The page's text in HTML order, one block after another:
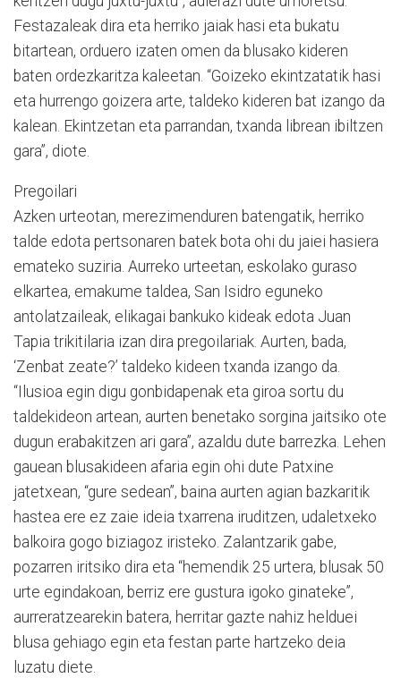
Festazaleak dira eta herriko jaiak hasi eta bukatu
bitartean, orduero izaten omen da blusako kideren
baten ordezkaritza kaleetan. “Goizeko ekintzatatik hasi
eta hurrengo goizera arte, taldeko kideren bat izango da
kalean. Ekintzetan eta parrandan, txanda librean ibiltzen
gara”, diote.
Pregoilari
Azken urteotan, merezimenduren batengatik, herriko
talde edota pertsonaren batek bota ohi du jaiei hasiera
emateko suziria. Aurreko urteetan, eskolako guraso
elkartea, emakume taldea, San Isidro eguneko
antolatzaileak, elikagai bankuko kideak edota Juan
Tapia trikitilaria izan dira pregoilariak. Aurten, bada,
‘Zenbat zeate?’ taldeko kideen txanda izango da.
“Ilusioa egin digu gonbidapenak eta giroa sortu du
taldekideon artean, aurten benetako sorgina jaitsiko ote
dugun erabakitzen ari gara”, azaldu dute barrezka. Lehen
gauean blusakideen afaria egin ohi dute Patxine
jatetxean, “gure sedean”, baina aurten agian bazkaritik
hastea ere ez zaie ideia txarrena iruditzen, udaletxeko
balkoira gogo biziagoz iristeko. Zalantzarik gabe,
pozarren iritsiko dira eta “hemendik 25 urtera, blusak 50
urte egindakoan, berriz ere gustura igoko ginateke”,
aurreratzearekin batera, herritar gazte nahiz helduei
blusa gehiago egin eta festan parte hartzeko deia
luzatu diete.